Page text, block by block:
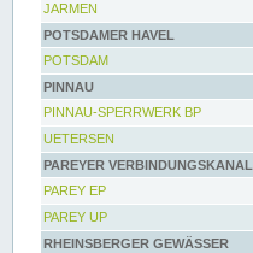
JARMEN
POTSDAMER HAVEL
POTSDAM
PINNAU
PINNAU-SPERRWERK BP
UETERSEN
PAREYER VERBINDUNGSKANAL
PAREY EP
PAREY UP
RHEINSBERGER GEWÄSSER